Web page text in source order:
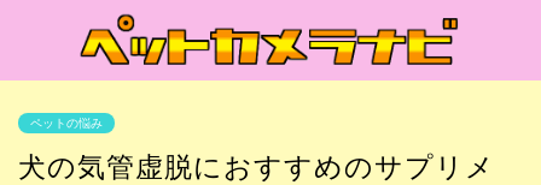
ペットの悩み
犬の気管虚脱におすすめのサプリメ